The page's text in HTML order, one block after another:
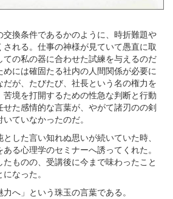
換条件であるかのように、時折難題や
れる。仕事の神様が見ていて愚直に取
ての私の器に合わせた試練を与えるのだ
には確固たる社内の人間関係が必要に
が、たびたび、社長という名の権力を
境を打開するための性急な判断と行動
た感情的な言葉が、やがて諸刃のの剣
ていなかったのだ。
した言い知れぬ思いが続いていた時、
る心理学のセミナーへ誘ってくれた。
ものの、受講後に今まで味わったこと
なった。
へ」という珠玉の言葉である。